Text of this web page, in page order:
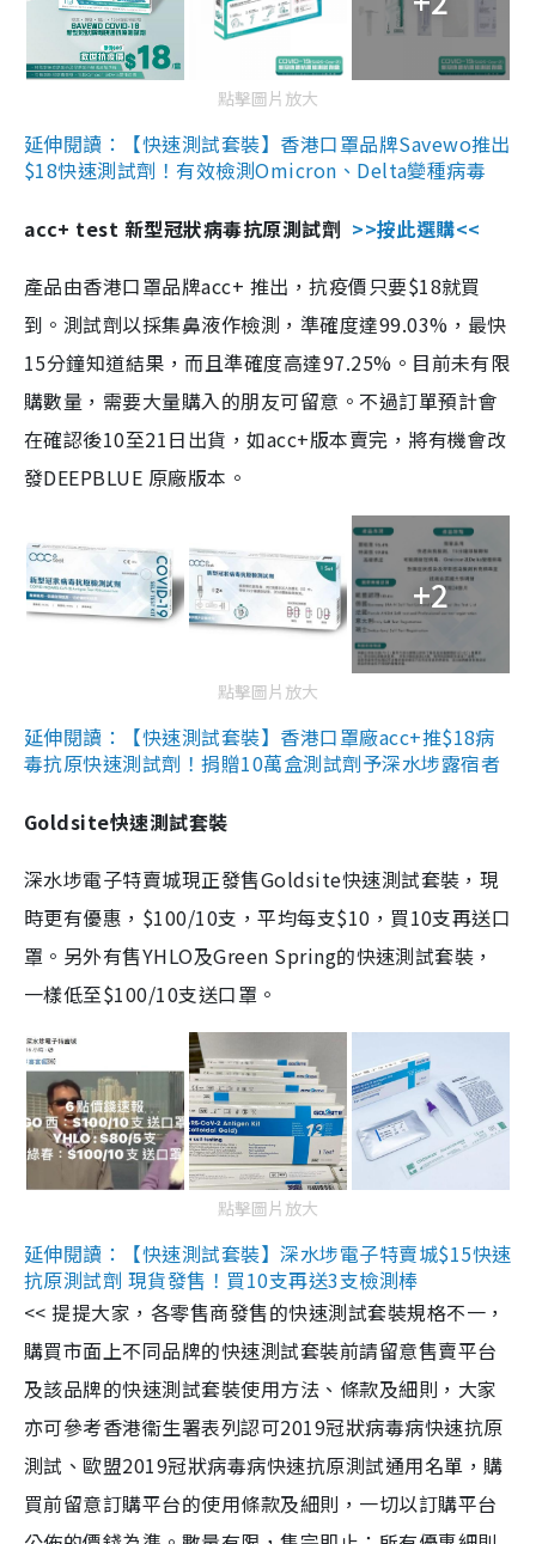
點擊圖片放大
延伸閱讀：【快速測試套裝】香港口罩品牌Savewo推出
$18快速測試劑！有效檢測Omicron、Delta變種病毒
acc+ test 新型冠狀病毒抗原測試劑 >>按此選購<<
產品由香港口罩品牌acc+ 推出，抗疫價只要$18就買
到。測試劑以採集鼻液作檢測，準確度達99.03%，最快
15分鐘知道結果，而且準確度高達97.25%。目前未有限
購數量，需要大量購入的朋友可留意。不過訂單預計會
在確認後10至21日出貨，如acc+版本賣完，將有機會改
發DEEPBLUE 原廠版本。
+2
點擊圖片放大
延伸閱讀：【快速測試套裝】香港口罩廠acc+推$18病
毒抗原快速測試劑！捐贈10萬盒測試劑予深水埗露宿者
Goldsite快速測試套裝
深水埗電子特賣城現正發售Goldsite快速測試套裝，現
時更有優惠，$100/10支，平均每支$10，買10支再送口
罩。另外有售YHLO及Green Spring的快速測試套裝，
一樣低至$100/10支送口罩。
點擊圖片放大
延伸閱讀：【快速測試套裝】深水埗電子特賣城$15快速
抗原測試劑 現貨發售！買10支再送3支檢測棒
<< 提提大家，各零售商發售的快速測試套裝規格不一，
購買市面上不同品牌的快速測試套裝前請留意售賣平台
及該品牌的快速測試套裝使用方法、條款及細則，大家
亦可參考香港衞生署表列認可2019冠狀病毒病快速抗原
測試、歐盟2019冠狀病毒病快速抗原測試通用名單，購
買前留意訂購平台的使用條款及細則，一切以訂購平台